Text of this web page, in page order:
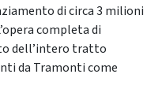
di circa 3 milioni
completa di
dell’intero tratto
da Tramonti come